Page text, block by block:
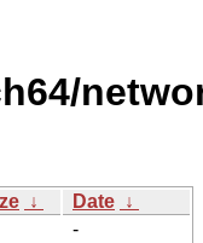
↓ Date ↓
-